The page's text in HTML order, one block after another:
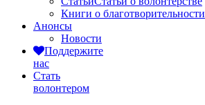
Книги о благотворительности
Анонсы
Новости
Поддержите
нас
Стать
волонтером